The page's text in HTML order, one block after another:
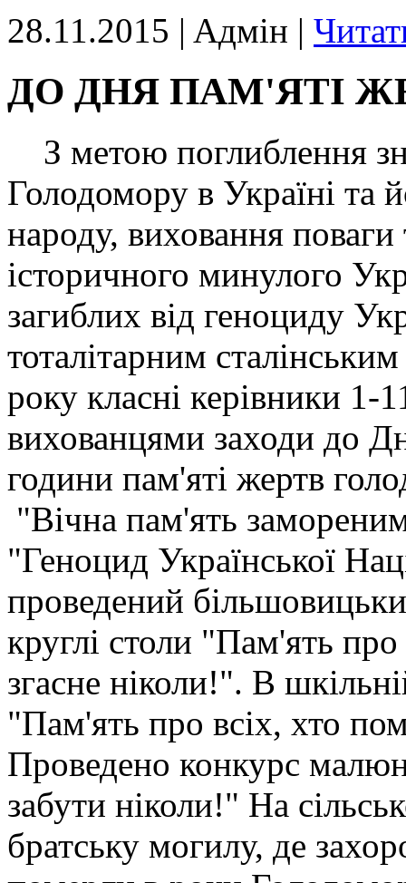
28.11.2015 | Aдмін |
ДО ДНЯ ПАМ'ЯТІ
З метою поглиблення
Голодомору в Україні та
народу, виховання поваги
історичного минулого
загиблих від геноциду
тоталітарним
року класні керівники 1-
вихованцями заходи до
години пам'яті жертв
"Вічна пам'ять
"Геноцид Української
проведений
круглі столи "Пам'ять
згасне ніколи!". В
"Пам'ять про всіх, хто
Проведено конкурс
забути ніколи!" На
братську могилу, де